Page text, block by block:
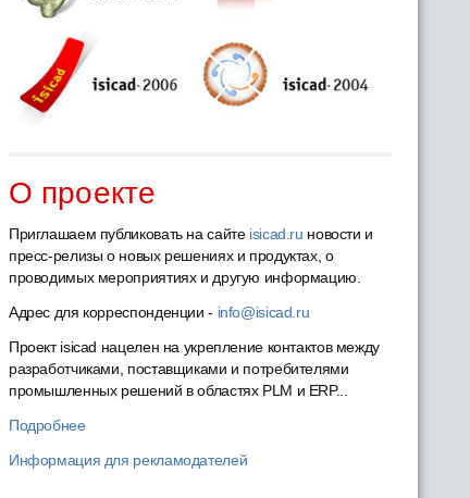
О проекте
Приглашаем публиковать на сайте isicad.ru новости и
пресс-релизы о новых решениях и продуктах, о
проводимых мероприятиях и другую информацию.
Адрес для корреспонденции - info@isicad.ru
Проект isicad нацелен на укрепление контактов между
разработчиками, поставщиками и потребителями
промышленных решений в областях PLM и ERP...
Подробнее
Информация для рекламодателей